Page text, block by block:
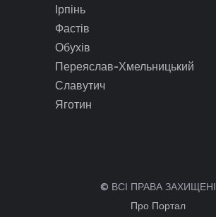
Ірпінь
Фастів
Обухів
Переяслав-Хмельницький
Славутич
Яготин
© ВСІ ПРАВА ЗАХИЩЕНІ
Про Портал